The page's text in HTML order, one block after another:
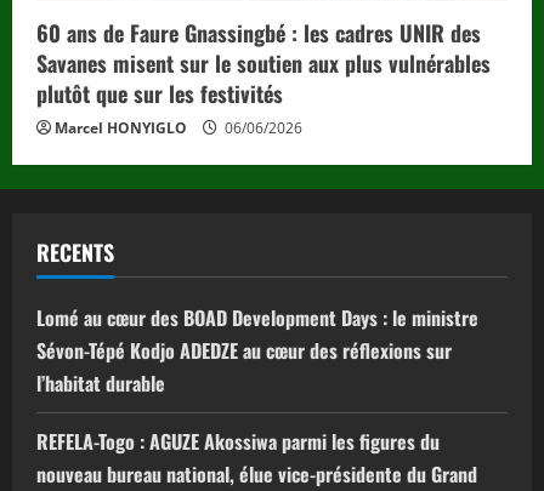
60 ans de Faure Gnassingbé : les cadres UNIR des
Savanes misent sur le soutien aux plus vulnérables
plutôt que sur les festivités
Marcel HONYIGLO 06/06/2026
RECENTS
Lomé au cœur des BOAD Development Days : le ministre
Sévon-Tépé Kodjo ADEDZE au cœur des réflexions sur
l’habitat durable
REFELA-Togo : AGUZE Akossiwa parmi les figures du
nouveau bureau national, élue vice-présidente du Grand